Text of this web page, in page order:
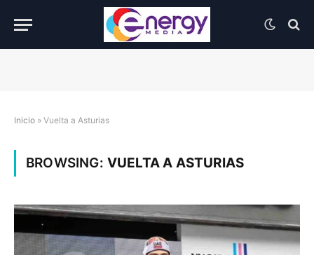
Inicio » Vuelta a Asturias
BROWSING: VUELTA A ASTURIAS